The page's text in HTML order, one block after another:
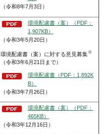
（令和8年7月3日）
環境配慮書（案）（PDF：
1,907KB）
（令和3年5月20日）
環境配慮書（案）に対する意見募集 ※
（令和3年6月21日まで）
環境配慮書（PDF：1,892K
B）
（令和3年7月26日）
環境配慮書（案）（PDF：
465KB）
（令和3年12月16日）